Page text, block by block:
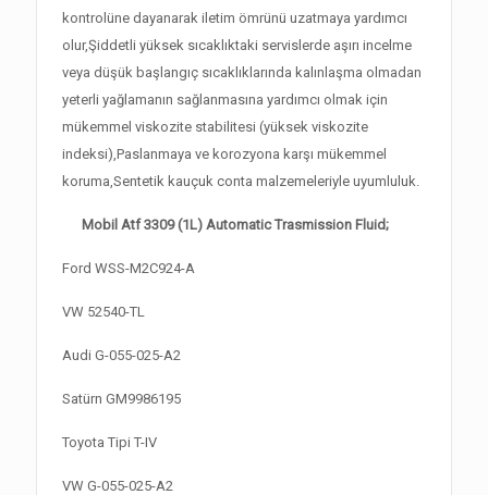
kontrolüne dayanarak iletim ömrünü uzatmaya yardımcı
olur,Şiddetli yüksek sıcaklıktaki servislerde aşırı incelme
veya düşük başlangıç ​​sıcaklıklarında kalınlaşma olmadan
yeterli yağlamanın sağlanmasına yardımcı olmak için
mükemmel viskozite stabilitesi (yüksek viskozite
indeksi),Paslanmaya ve korozyona karşı mükemmel
koruma,Sentetik kauçuk conta malzemeleriyle uyumluluk.
Mobil Atf 3309 (1L) Automatic Trasmission Fluid;
Ford WSS-M2C924-A
VW 52540-TL
Audi G-055-025-A2
Satürn GM9986195
Toyota Tipi T-IV
VW G-055-025-A2